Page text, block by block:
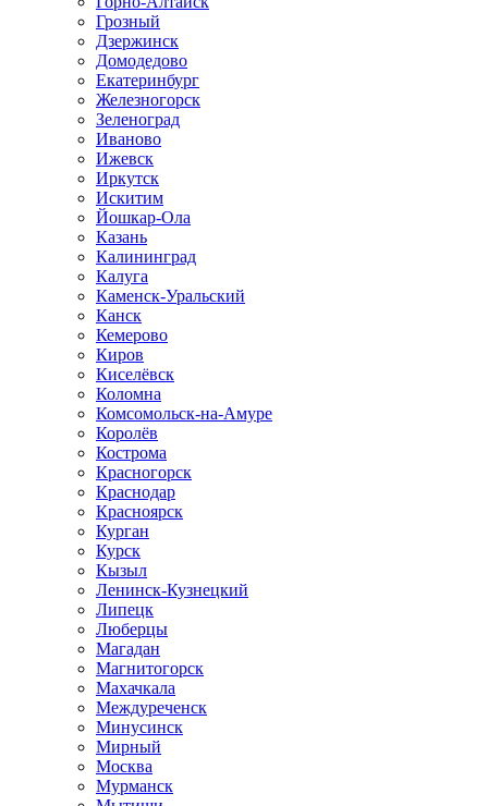
Грозный
Дзержинск
Домодедово
Екатеринбург
Железногорск
Зеленоград
Иваново
Ижевск
Иркутск
Искитим
Йошкар-Ола
Казань
Калининград
Калуга
Каменск-Уральский
Канск
Кемерово
Киров
Киселёвск
Коломна
Комсомольск-на-Амуре
Королёв
Кострома
Красногорск
Краснодар
Красноярск
Курган
Курск
Кызыл
Ленинск-Кузнецкий
Липецк
Люберцы
Магадан
Магнитогорск
Махачкала
Междуреченск
Минусинск
Мирный
Москва
Мурманск